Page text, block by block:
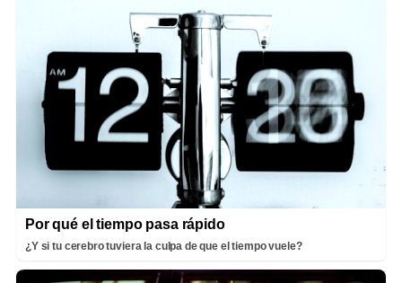
Por qué el tiempo pasa rápido
¿Y si tu cerebro tuviera la culpa de que el tiempo vuele?